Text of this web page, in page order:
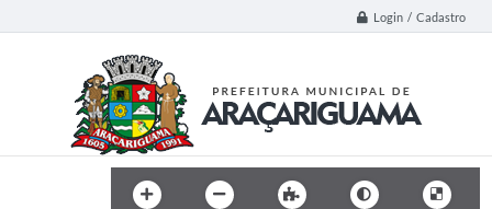
Login / Cadastro